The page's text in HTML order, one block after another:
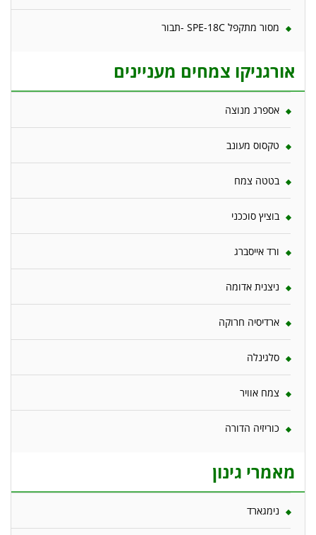
מסור מתקפל SPE-18C -תבור
אורגניקו צמחים מעניינים
אספרג מנוצה
טקסוס מעונב
בטטה צמח
בוציץ סוככני
ורד אייסברג
ניצנית אדומה
ארדיסיה חרוקה
סלגינלה
צמח אוויר
כוריזיה הדורה
מאמרי גינון
נימגארד